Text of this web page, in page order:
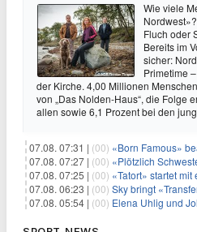
Wie viele
Fluch oder
Bereits im
sicher:
Primetime
der Kirche. 4,00 Millionen
von „Das Nolden-Haus“, die Folge
allen sowie 6,1 Prozent bei den
07.08. 07:31 | (00) «Born Famous»
07.08. 07:27 | (00) «Plötzlich
07.08. 07:25 | (00) «Tatort» startet mit
07.08. 06:23 | (00) Sky bringt
07.08. 05:54 | (00) Elena Uhlig und